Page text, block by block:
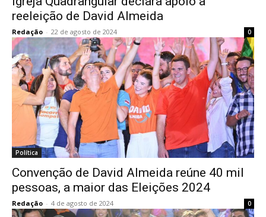
reeleição de David Almeida
Redação - 22 de agosto de 2024 0
Política
Convenção de David Almeida reúne 40 mil
pessoas, a maior das Eleições 2024
Redação - 4 de agosto de 2024 0